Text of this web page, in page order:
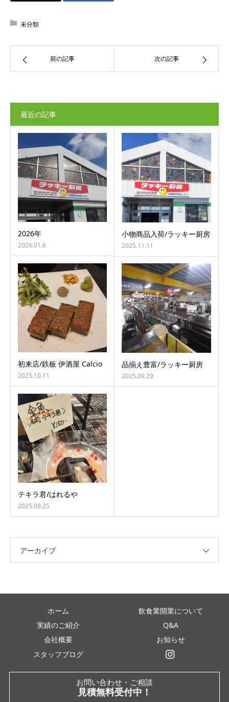
未分類
前の記事 次の記事
最近の記事
2026年
2026.01.6
小物商品入荷/ラッキー厨房
2025.11.11
初来店/鉄板 伊酒屋 Calcio
2025.10.11
品揃え豊富/ラッキー厨房
2025.09.29
テキラ君/はれるや
2025.09.25
アーカイブ
ホーム
飲食業開業について
実績のご紹介
Q&A
会社概要
お知らせ
スタッフブログ
お問い合わせ・ご相談
見積無料受付中！